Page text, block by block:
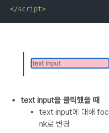
</script>
text input을 클릭했을 때
text input에 대해
nk로 변경